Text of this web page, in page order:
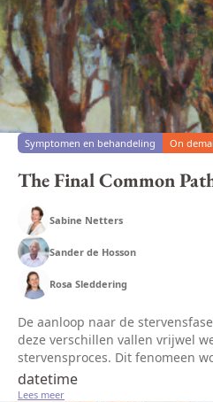
Symptomen en behandeling On
The Final Common
Sabine Netters
Sander de Hosson
Rosa Sleddering
De aanloop naar de
deze verschillen vallen vrijwel
stervensproces. Dit fenomeen
pathway genoemd; doodgaan
dezelfde manier. Sterven begint
datetime
Lees meer